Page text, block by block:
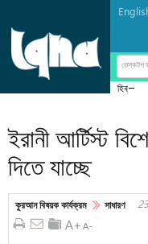
ডেস্কটপ
হিব্রু
ইরানী আর্টিস্ট
দিতে যাচ্ছে
কুরআন বিষয়ক কার্যক্রম সাধারণ